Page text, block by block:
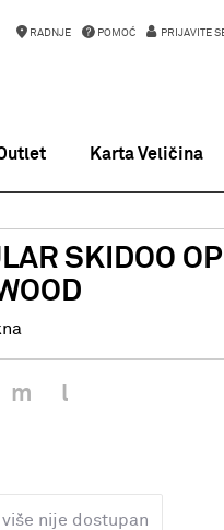
PRIJAVITE
RADNJE POMOĆ
Karta Veličina
SKIDOO
m l
nije dostupan